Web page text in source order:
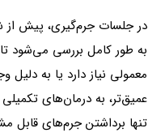
در جلسات جرم‌گیری، پیش از
به طور کامل بررسی می‌شود
معمولی نیاز دارد یا به
عمیق‌تر، به درمان‌های
تنها برداشتن جرم‌های قابل